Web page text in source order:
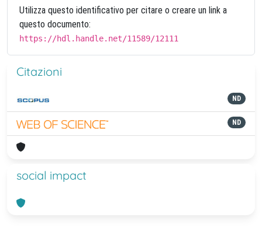
Utilizza questo identificativo per citare o creare un link a
questo documento:
https://hdl.handle.net/11589/12111
Citazioni
ND
ND
social impact